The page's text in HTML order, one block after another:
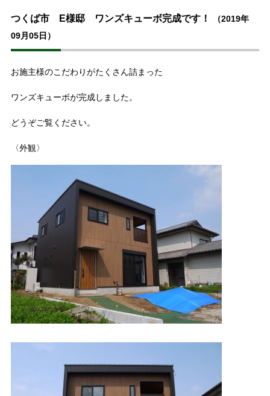
つくば市 E様邸 ワンズキューボ完成です！
（2019年
09月05日）
お施主様のこだわりがたくさん詰まった
ワンズキューボが完成しました。
どうぞご覧ください。
〈外観〉